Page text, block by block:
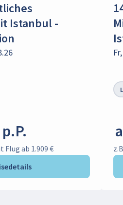
Istanbul -
Flug ab 1.909 €